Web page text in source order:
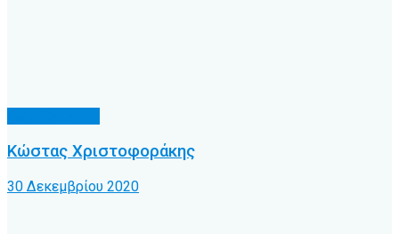
Κώστας Χριστοφοράκης
30 Δεκεμβρίου 2020